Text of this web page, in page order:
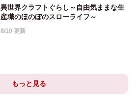
異世界クラフトぐらし～自由気ままな生
産職のほのぼのスローライフ～
8/10 更新
もっと見る